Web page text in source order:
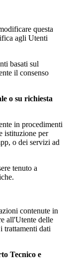
questa
agli Utenti
basati sul
il consenso
o su richiesta
in procedimenti
istituzione per
o dei servizi ad
tenuto a
contenute in
all'Utente delle
trattamenti dati
Tecnico e